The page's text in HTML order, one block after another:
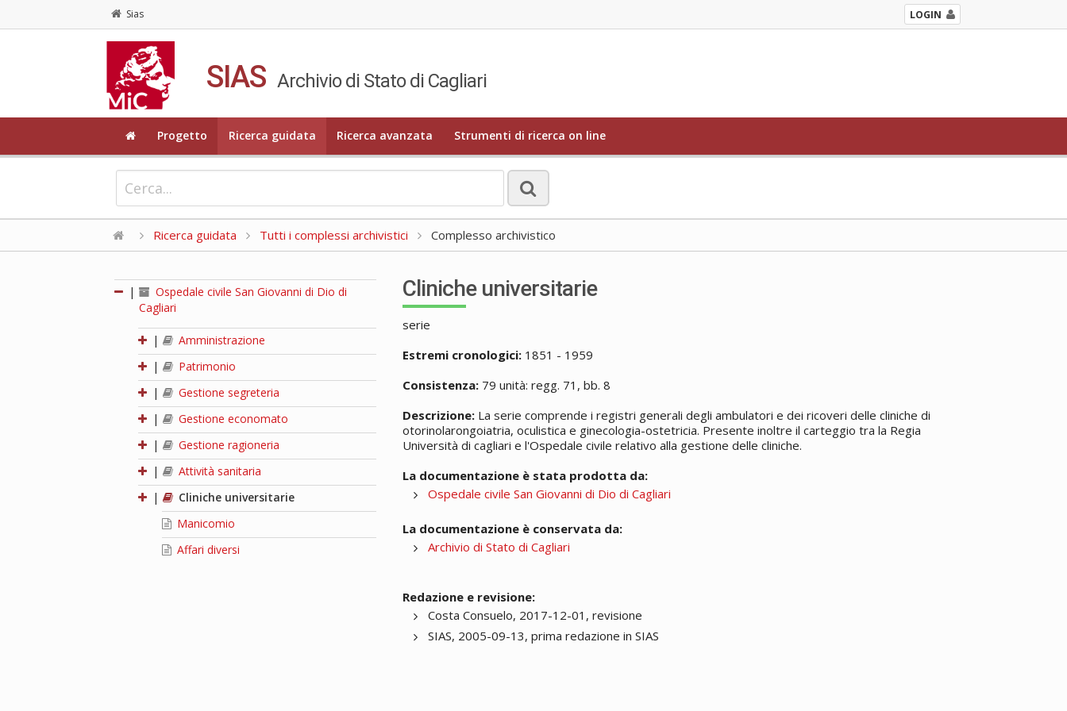
Sias LOGIN
SIAS Archivio di Stato di Cagliari
Progetto Ricerca guidata Ricerca avanzata Strumenti di ricerca on line
Ricerca guidata Tutti i complessi archivistici Complesso archivistico
|
Ospedale civile San Giovanni di Dio di
Cagliari
|
Amministrazione
|
Patrimonio
|
Gestione segreteria
|
Gestione economato
|
Gestione ragioneria
|
Attività sanitaria
|
Cliniche universitarie
Manicomio
Affari diversi
Cliniche universitarie
serie
Estremi cronologici: 1851 - 1959
Consistenza: 79 unità: regg. 71, bb. 8
Descrizione: La serie comprende i registri generali degli ambulatori e dei ricoveri delle cliniche di
otorinolarongoiatria, oculistica e ginecologia-ostetricia. Presente inoltre il carteggio tra la Regia
Università di cagliari e l'Ospedale civile relativo alla gestione delle cliniche.
La documentazione è stata prodotta da:
Ospedale civile San Giovanni di Dio di Cagliari
La documentazione è conservata da:
Archivio di Stato di Cagliari
Redazione e revisione:
Costa Consuelo, 2017-12-01, revisione
SIAS, 2005-09-13, prima redazione in SIAS